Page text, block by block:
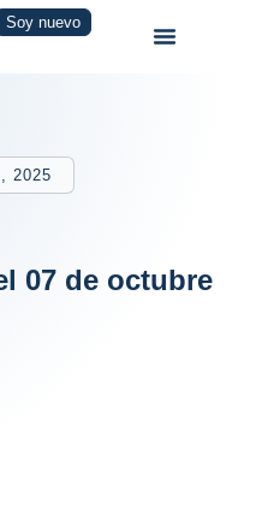
Soy nuevo
2025
07 de octubre